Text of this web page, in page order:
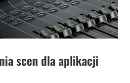
scen dla aplikacji